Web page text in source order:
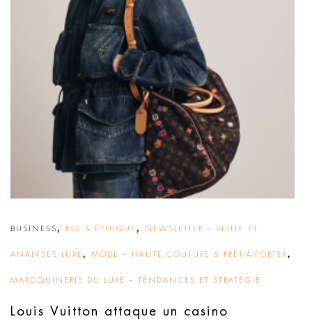
BUSINESS, RSE & ÉTHIQUE , NEWSLETTER – VEILLE ET
ANALYSES LUXE , MODE – HAUTE COUTURE & PRÊT-À-PORTER,
MAROQUINERIE DU LUXE – TENDANCES ET STRATÉGIE
Louis Vuitton attaque un casino